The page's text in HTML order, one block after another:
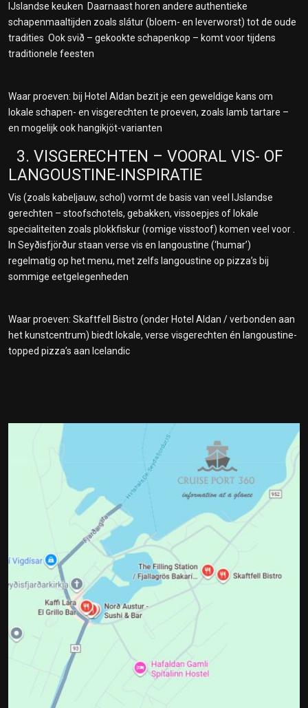
IJslandse keuken Daarnaast horen andere authentieke
schapenmaaltijden zoals slátur (bloem- en leverworst) tot de oude
tradities Ook svið – gekookte schapenkop – komt voor tijdens
traditionele feesten
Waar proeven: bij Hotel Aldan bezit je een geweldige kans om
lokale schapen- en visgerechten te proeven, zoals lamb tartare –
en mogelijk ook hangikjöt-varianten
3. VISGERECHTEN – VOORAL VIS- OF
LANGOUSTINE-INSPIRATIE
Vis (zoals kabeljauw, schol) vormt de basis van veel IJslandse
gerechten – stoofschotels, gebakken, vissoepjes of lokale
specialiteiten zoals plokkfiskur (romige visstoof) komen veel voor .
In Seyðisfjörður staan verse vis en langoustine (‘humar’)
regelmatig op het menu, met zelfs langoustine op pizza’s bij
sommige eetgelegenheden
Waar proeven: Skaftfell Bistro (onder Hotel Aldan / verbonden aan
het kunstcentrum) biedt lokale, verse visgerechten én langoustine-
topped pizza’s aan Icelandic